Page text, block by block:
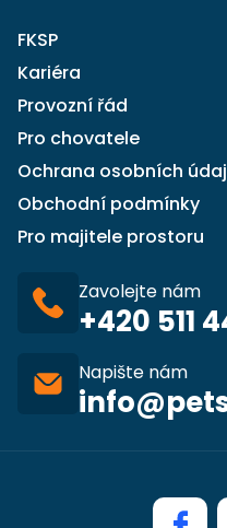
FKSP
Kariéra
Provozní řád
Pro chovatele
Ochrana osobních
Obchodní podmínky
Pro majitele prostoru
Zavolejte nám
+420 511
Napište nám